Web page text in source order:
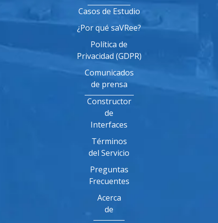
Casos de Estudio
¿Por qué saVRee?
Política de
Privacidad (GDPR)
Comunicados
de prensa
Constructor
de
Interfaces
Términos
del Servicio
Preguntas
Frecuentes
Acerca
de